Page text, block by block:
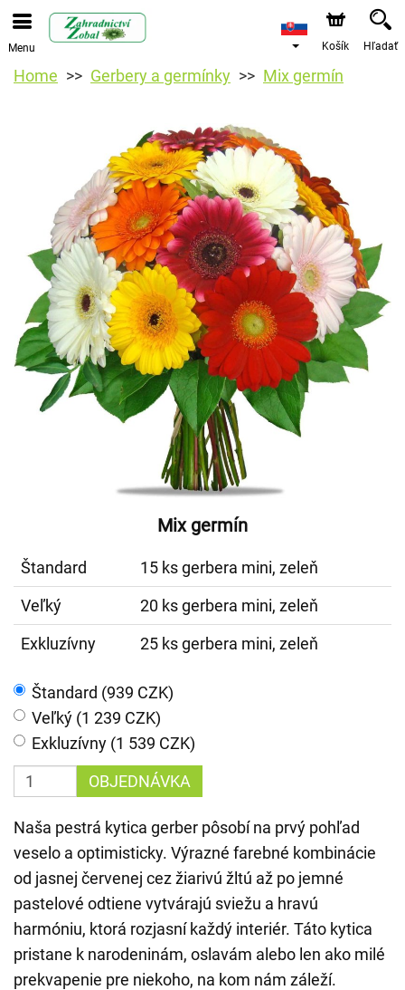
Menu Košík Hľadať
Home Gerbery a germínky Mix germín
Mix germín
Štandard
15 ks gerbera mini, zeleň
Veľký
20 ks gerbera mini, zeleň
Exkluzívny
25 ks gerbera mini, zeleň
Štandard (939 CZK)
Veľký (1 239 CZK)
Exkluzívny (1 539 CZK)
OBJEDNÁVKA
Naša pestrá kytica gerber pôsobí na prvý pohľad
veselo a optimisticky. Výrazné farebné kombinácie
od jasnej červenej cez žiarivú žltú až po jemné
pastelové odtiene vytvárajú sviežu a hravú
harmóniu, ktorá rozjasní každý interiér. Táto kytica
pristane k narodeninám, oslavám alebo len ako milé
prekvapenie pre niekoho, na kom nám záleží.